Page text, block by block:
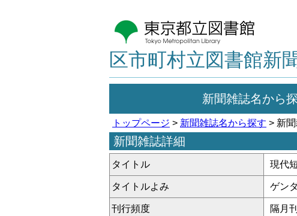
区市町村立図書館新
新聞雑誌名から
トップページ > 新聞雑誌名から探す > 新
新聞雑誌詳細
タイトル 現代
タイトルよみ ゲン
刊行頻度 隔月刊